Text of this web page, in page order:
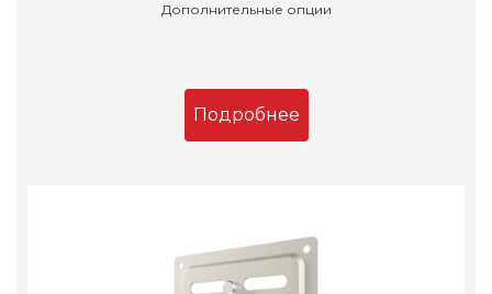
Дополнительные опции
Подробнее